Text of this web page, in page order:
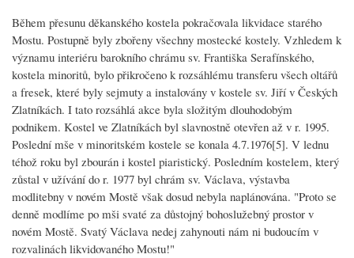
Během přesunu děkanského kostela pokračovala likvidace starého
Mostu. Postupně byly zbořeny všechny mostecké kostely. Vzhledem k
významu interiéru barokního chrámu sv. Františka Serafínského,
kostela minoritů, bylo přikročeno k rozsáhlému transferu všech oltářů
a fresek, které byly sejmuty a instalovány v kostele sv. Jiří v Českých
Zlatníkách. I tato rozsáhlá akce byla složitým dlouhodobým
podnikem. Kostel ve Zlatníkách byl slavnostně otevřen až v r. 1995.
Poslední mše v minoritském kostele se konala 4.7.1976[5]. V lednu
téhož roku byl zbourán i kostel piaristický. Posledním kostelem, který
zůstal v užívání do r. 1977 byl chrám sv. Václava, výstavba
modlitebny v novém Mostě však dosud nebyla naplánována. "Proto se
denně modlíme po mši svaté za důstojný bohoslužebný prostor v
novém Mostě. Svatý Václava nedej zahynouti nám ni budoucím v
rozvalinách likvidovaného Mostu!"